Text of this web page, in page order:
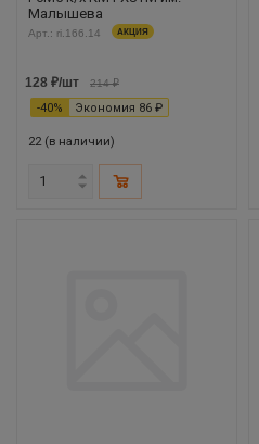
Малышева
Арт.: ri.166.14 АКЦИЯ
128 ₽/шт 214₽
-40% Экономия 86 ₽
22 (в наличии)